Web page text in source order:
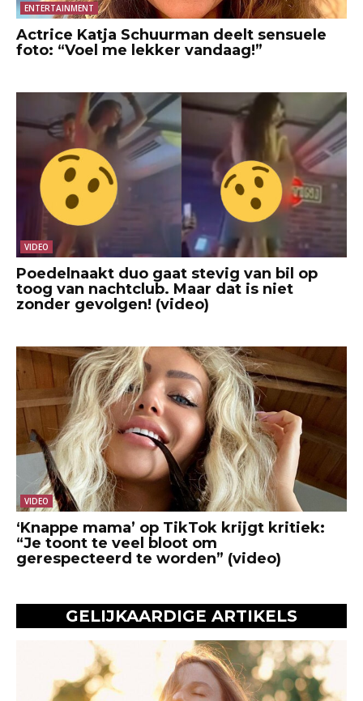
ENTERTAINMENT
Actrice Katja Schuurman deelt sensuele
foto: “Voel me lekker vandaag!”
VIDEO
Poedelnaakt duo gaat stevig van bil op
toog van nachtclub. Maar dat is niet
zonder gevolgen! (video)
VIDEO
‘Knappe mama’ op TikTok krijgt kritiek:
“Je toont te veel bloot om
gerespecteerd te worden” (video)
GELIJKAARDIGE ARTIKELS